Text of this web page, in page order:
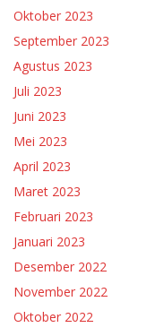
Oktober 2023
September 2023
Agustus 2023
Juli 2023
Juni 2023
Mei 2023
April 2023
Maret 2023
Februari 2023
Januari 2023
Desember 2022
November 2022
Oktober 2022